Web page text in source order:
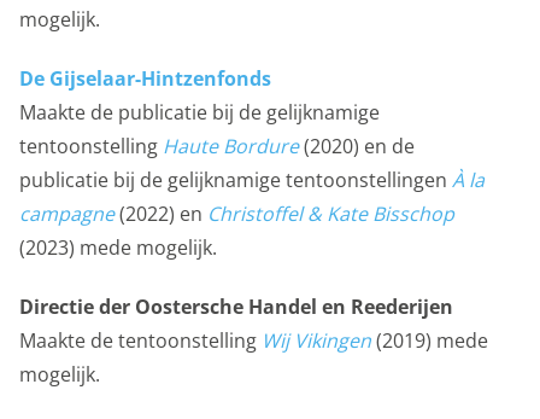
mogelijk.
De Gijselaar-Hintzenfonds
Maakte de publicatie bij de gelijknamige
tentoonstelling Haute Bordure(2020) en de
publicatie bij de gelijknamige tentoonstellingen À la
campagne(2022) en Christoffel & Kate Bisschop
(2023) mede mogelijk.
Directie der Oostersche Handel en Reederijen
Maakte de tentoonstelling Wij Vikingen(2019) mede
mogelijk.